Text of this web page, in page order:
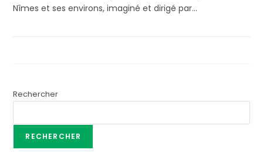
Nîmes et ses environs, imaginé et dirigé par…
Rechercher
RECHERCHER